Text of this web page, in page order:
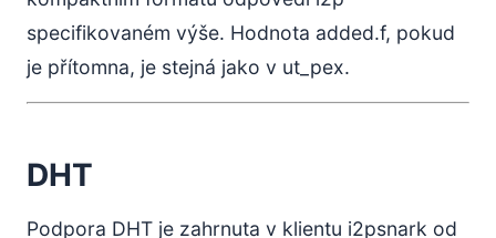
specifikovaném výše. Hodnota added.f, pokud
je přítomna, je stejná jako v ut_pex.
DHT
Podpora DHT je zahrnuta v klientu i2psnark od